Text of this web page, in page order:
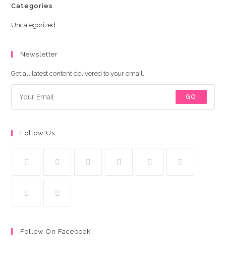
Categories
Uncategorized
Newsletter
Get all latest content delivered to your email.
GO
Follow Us
Follow On Facebook